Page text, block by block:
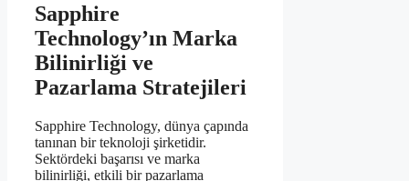
Sapphire
Technology’ın Marka
Bilinirliği ve
Pazarlama Stratejileri
Sapphire Technology, dünya çapında
tanınan bir teknoloji şirketidir.
Sektördeki başarısı ve marka
bilinirliği, etkili bir pazarlama